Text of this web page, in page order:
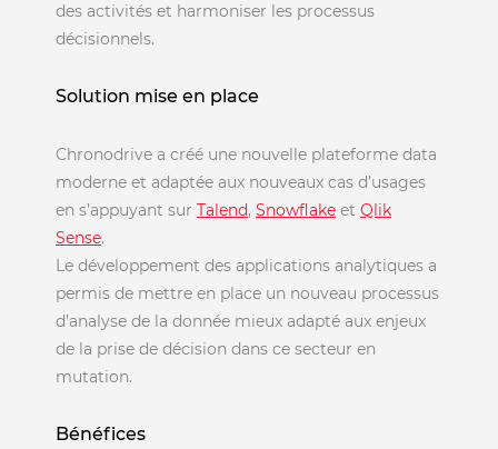
des activités et harmoniser les processus
décisionnels.
Solution mise en place
Chronodrive a créé une nouvelle plateforme data
moderne et adaptée aux nouveaux cas d’usages
en s’appuyant sur Talend, Snowflake et Qlik
Sense.
Le développement des applications analytiques a
permis de mettre en place un nouveau processus
d’analyse de la donnée mieux adapté aux enjeux
de la prise de décision dans ce secteur en
mutation.
Bénéfices